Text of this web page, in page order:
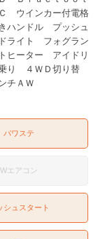
ウインカー付電格
ハンドル プッシュ
ライト フォグラン
ヒーター アイドリ
り ４ＷＤ切り替
チＡＷ
パワステ
Wエアコン
シュスタート